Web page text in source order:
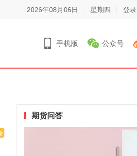
2026年08月06日 星期四 登录
手机版 公众号
期货问答